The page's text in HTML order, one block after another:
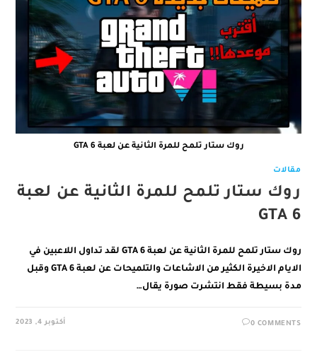
روك ستار تلمح للمرة الثانية عن لعبة GTA 6
مقالات
روك ستار تلمح للمرة الثانية عن لعبة
GTA 6
روك ستار تلمح للمرة الثانية عن لعبة GTA 6 لقد تداول اللاعبين في
الايام الاخيرة الكثير من الاشاعات والتلميحات عن لعبة GTA 6 وقبل
مدة بسيطة فقط انتشرت صورة يقال…
0 COMMENTS أكتوبر 4, 2023